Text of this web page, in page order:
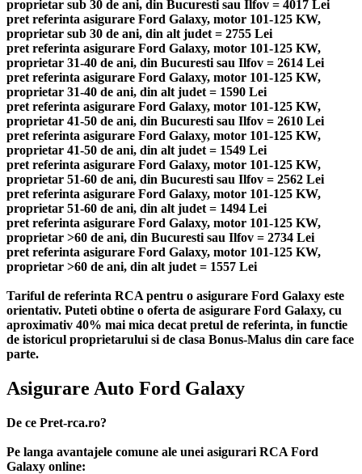
proprietar sub 30 de ani, din Bucuresti sau Ilfov = 4017 Lei
pret referinta asigurare Ford Galaxy, motor 101-125 KW,
proprietar sub 30 de ani, din alt judet = 2755 Lei
pret referinta asigurare Ford Galaxy, motor 101-125 KW,
proprietar 31-40 de ani, din Bucuresti sau Ilfov = 2614 Lei
pret referinta asigurare Ford Galaxy, motor 101-125 KW,
proprietar 31-40 de ani, din alt judet = 1590 Lei
pret referinta asigurare Ford Galaxy, motor 101-125 KW,
proprietar 41-50 de ani, din Bucuresti sau Ilfov = 2610 Lei
pret referinta asigurare Ford Galaxy, motor 101-125 KW,
proprietar 41-50 de ani, din alt judet = 1549 Lei
pret referinta asigurare Ford Galaxy, motor 101-125 KW,
proprietar 51-60 de ani, din Bucuresti sau Ilfov = 2562 Lei
pret referinta asigurare Ford Galaxy, motor 101-125 KW,
proprietar 51-60 de ani, din alt judet = 1494 Lei
pret referinta asigurare Ford Galaxy, motor 101-125 KW,
proprietar >60 de ani, din Bucuresti sau Ilfov = 2734 Lei
pret referinta asigurare Ford Galaxy, motor 101-125 KW,
proprietar >60 de ani, din alt judet = 1557 Lei
Tariful de referinta RCA pentru o asigurare Ford Galaxy este
orientativ. Puteti obtine o oferta de asigurare Ford Galaxy, cu
aproximativ 40% mai mica decat pretul de referinta, in functie
de istoricul proprietarului si de clasa Bonus-Malus din care face
parte.
Asigurare Auto Ford Galaxy
De ce Pret-rca.ro?
Pe langa avantajele comune ale unei asigurari RCA Ford
Galaxy online: